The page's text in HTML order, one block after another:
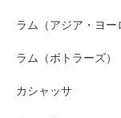
ラム（アジア・ヨー
ラム（ボトラーズ）
カシャッサ